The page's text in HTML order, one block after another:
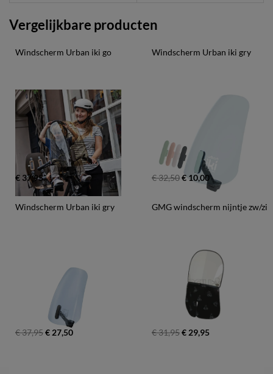
Vergelijkbare producten
Windscherm Urban iki go
€ 37,95
Windscherm Urban iki gry
€ 32,50€ 10,00
Windscherm Urban iki gry
€ 37,95€ 27,50
GMG windscherm nijntje zw/zi
€ 31,95€ 29,95